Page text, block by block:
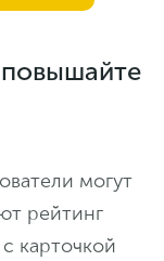
могут
рейтинг
карточкой